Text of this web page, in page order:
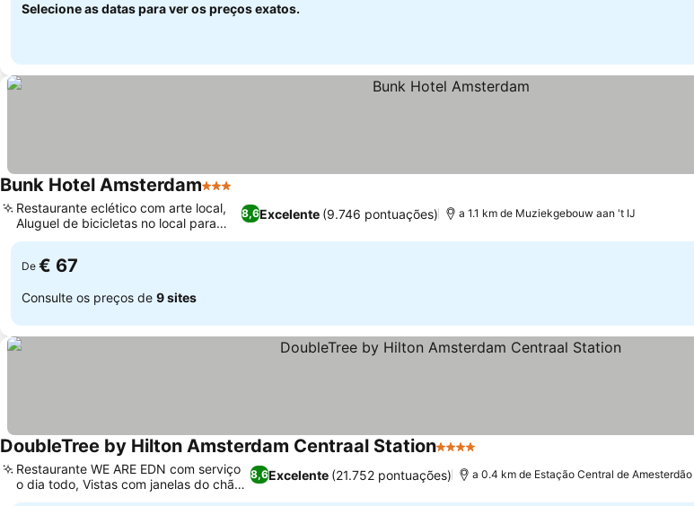
Selecione as datas para ver os preços exatos.
Bunk Hotel Amsterdam3 Estrelas
8,6Excelente (9.746 pontuações)
Restaurante eclético com arte local,
Aluguel de bicicletas no local para
explorar
a 1.1 km de Muziekgebouw aan 't IJ
De € 67
Consulte os preços de 9 sites
DoubleTree by Hilton Amsterdam Centraal Station4 Estrelas
8,6Excelente (21.752 pontuações)
Restaurante WE ARE EDN com serviço
o dia todo, Vistas com janelas do chão
ao teto
a 0.4 km de Estação Central de Amesterdão